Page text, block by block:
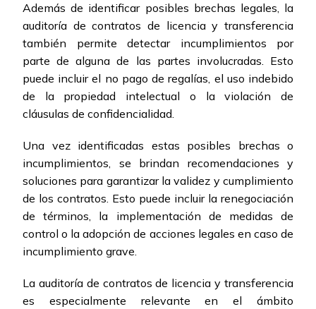
Además de identificar posibles brechas legales, la
auditoría de contratos de licencia y transferencia
también permite detectar incumplimientos por
parte de alguna de las partes involucradas. Esto
puede incluir el no pago de regalías, el uso indebido
de la propiedad intelectual o la violación de
cláusulas de confidencialidad.
Una vez identificadas estas posibles brechas o
incumplimientos, se brindan recomendaciones y
soluciones para garantizar la validez y cumplimiento
de los contratos. Esto puede incluir la renegociación
de términos, la implementación de medidas de
control o la adopción de acciones legales en caso de
incumplimiento grave.
La auditoría de contratos de licencia y transferencia
es especialmente relevante en el ámbito